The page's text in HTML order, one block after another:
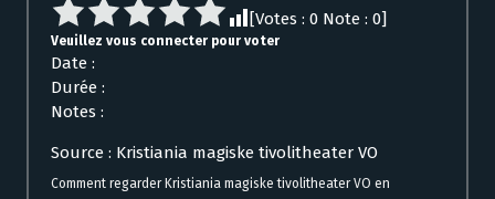
[Votes : 0 Note : 0]
Veuillez vous connecter pour voter
Date :
Durée :
Notes :
Source : Kristiania magiske tivolitheater VO
Comment regarder Kristiania magiske tivolitheater VO en